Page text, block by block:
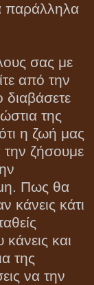
παράλληλα
σας με
από την
διαβάσετε
της
η ζωή μας
την ζήσουμε
Πως θα
κάνεις κάτι
και
της
να την